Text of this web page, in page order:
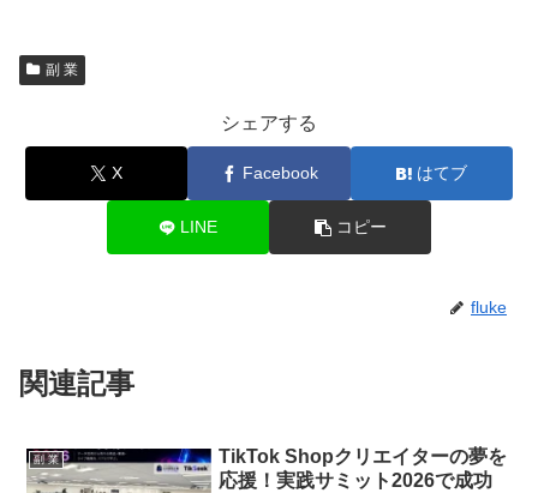
副 業
シェアする
X Facebook はてブ
LINE コピー
fluke
関連記事
副 業
TikTok Shopクリエイターの夢を
応援！実践サミット2026で成功